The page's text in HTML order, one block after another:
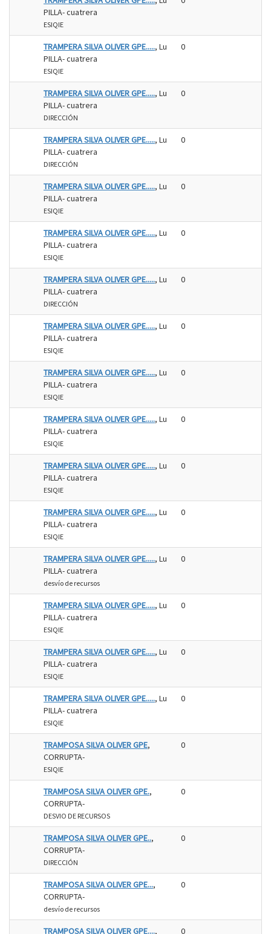
PILLA- cuatrera
ESIQIE
TRAMPERA SILVA OLIVER GPE....., Lu
PILLA- cuatrera
ESIQIE
0
TRAMPERA SILVA OLIVER GPE....., Lu
PILLA- cuatrera
DIRECCIÓN
0
TRAMPERA SILVA OLIVER GPE....., Lu
PILLA- cuatrera
DIRECCIÓN
0
TRAMPERA SILVA OLIVER GPE....., Lu
PILLA- cuatrera
ESIQIE
0
TRAMPERA SILVA OLIVER GPE....., Lu
PILLA- cuatrera
ESIQIE
0
TRAMPERA SILVA OLIVER GPE....., Lu
PILLA- cuatrera
DIRECCIÓN
0
TRAMPERA SILVA OLIVER GPE....., Lu
PILLA- cuatrera
ESIQIE
0
TRAMPERA SILVA OLIVER GPE....., Lu
PILLA- cuatrera
ESIQIE
0
TRAMPERA SILVA OLIVER GPE....., Lu
PILLA- cuatrera
ESIQIE
0
TRAMPERA SILVA OLIVER GPE....., Lu
PILLA- cuatrera
ESIQIE
0
TRAMPERA SILVA OLIVER GPE....., Lu
PILLA- cuatrera
ESIQIE
0
TRAMPERA SILVA OLIVER GPE....., Lu
PILLA- cuatrera
desvío de recursos
0
TRAMPERA SILVA OLIVER GPE....., Lu
PILLA- cuatrera
ESIQIE
0
TRAMPERA SILVA OLIVER GPE....., Lu
PILLA- cuatrera
ESIQIE
0
TRAMPERA SILVA OLIVER GPE....., Lu
PILLA- cuatrera
ESIQIE
0
TRAMPOSA SILVA OLIVER GPE,
CORRUPTA-
ESIQIE
0
TRAMPOSA SILVA OLIVER GPE.,
CORRUPTA-
DESVIO DE RECURSOS
0
TRAMPOSA SILVA OLIVER GPE..,
CORRUPTA-
DIRECCIÓN
0
TRAMPOSA SILVA OLIVER GPE...,
CORRUPTA-
desvío de recursos
0
TRAMPOSA SILVA OLIVER GPE....,
0